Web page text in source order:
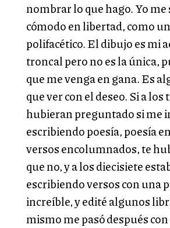
nombrar lo que hago. Yo me
cómodo en libertad, como
polifacético. El dibujo es mi
troncal pero no es la única,
que me venga en gana. Es
que ver con el deseo. Si a los
hubieran preguntado si me
escribiendo poesía, poesía
versos encolumnados, te
que no, y a los diecisiete
escribiendo versos con una
increíble, y edité algunos
mismo me pasó después